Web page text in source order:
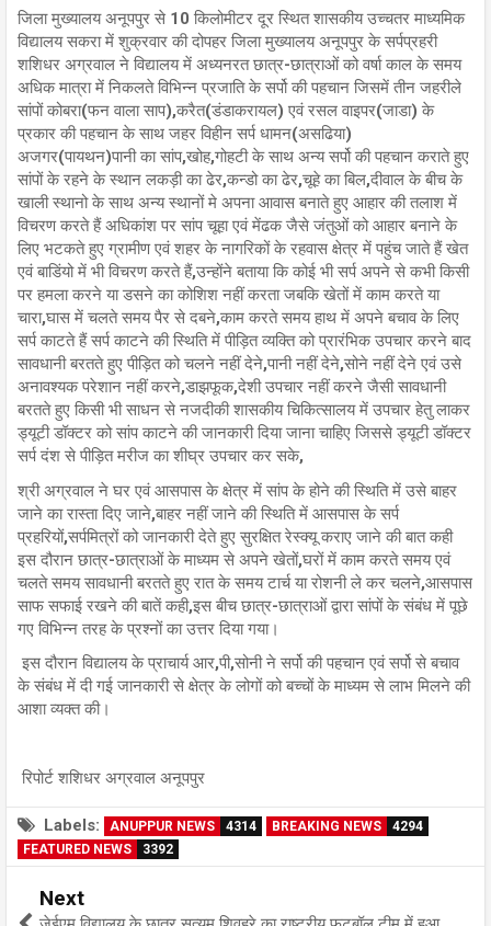
जिला मुख्यालय अनूपपुर से 10 किलोमीटर दूर स्थित शासकीय उच्चतर माध्यमिक
विद्यालय सकरा में शुक्रवार की दोपहर जिला मुख्यालय अनूपपुर के सर्पप्रहरी
शशिधर अग्रवाल ने विद्यालय में अध्यनरत छात्र-छात्राओं को वर्षा काल के समय
अधिक मात्रा में निकलते विभिन्न प्रजाति के सर्पो की पहचान जिसमें तीन जहरीले
सांपों कोबरा(फन वाला साप),करैत(डंडाकरायल) एवं रसल वाइपर(जाडा) के
प्रकार की पहचान के साथ जहर विहीन सर्प धामन(असढिया)
अजगर(पायथन)पानी का सांप,खोह,गोहटी के साथ अन्य सर्पो की पहचान कराते हुए
सांपों के रहने के स्थान लकड़ी का ढेर,कन्डो का ढेर,चूहे का बिल,दीवाल के बीच के
खाली स्थानो के साथ अन्य स्थानों मे अपना आवास बनाते हुए आहार की तलाश में
विचरण करते हैं अधिकांश पर सांप चूहा एवं मेंढक जैसे जंतुओं को आहार बनाने के
लिए भटकते हुए ग्रामीण एवं शहर के नागरिकों के रहवास क्षेत्र में पहुंच जाते हैं खेत
एवं बाडिंयो में भी विचरण करते हैं,उन्होंने बताया कि कोई भी सर्प अपने से कभी किसी
पर हमला करने या डसने का कोशिश नहीं करता जबकि खेतों में काम करते या
चारा,घास में चलते समय पैर से दबने,काम करते समय हाथ में अपने बचाव के लिए
सर्प काटते हैं सर्प काटने की स्थिति में पीड़ित व्यक्ति को प्रारंभिक उपचार करने बाद
सावधानी बरतते हुए पीड़ित को चलने नहीं देने,पानी नहीं देने,सोने नहीं देने एवं उसे
अनावश्यक परेशान नहीं करने,डाझफूक,देशी उपचार नहीं करने जैसी सावधानी
बरतते हुए किसी भी साधन से नजदीकी शासकीय चिकित्सालय में उपचार हेतु लाकर
ड्यूटी डॉक्टर को सांप काटने की जानकारी दिया जाना चाहिए जिससे ड्यूटी डॉक्टर
सर्प दंश से पीड़ित मरीज का शीघ्र उपचार कर सके,
श्री अग्रवाल ने घर एवं आसपास के क्षेत्र में सांप के होने की स्थिति में उसे बाहर
जाने का रास्ता दिए जाने,बाहर नहीं जाने की स्थिति में आसपास के सर्प
प्रहरियों,सर्पमित्रों को जानकारी देते हुए सुरक्षित रेस्क्यू कराए जाने की बात कही
इस दौरान छात्र-छात्राओं के माध्यम से अपने खेतों,घरों में काम करते समय एवं
चलते समय सावधानी बरतते हुए रात के समय टार्च या रोशनी ले कर चलने,आसपास
साफ सफाई रखने की बातें कही,इस बीच छात्र-छात्राओं द्वारा सांपों के संबंध में पूछे
गए विभिन्न तरह के प्रश्नों का उत्तर दिया गया।
इस दौरान विद्यालय के प्राचार्य आर,पी,सोनी ने सर्पो की पहचान एवं सर्पो से बचाव
के संबंध में दी गई जानकारी से क्षेत्र के लोगों को बच्चों के माध्यम से लाभ मिलने की
आशा व्यक्त की।
रिपोर्ट शशिधर अग्रवाल अनूपपुर
Labels: ANUPPUR NEWS 4314 BREAKING NEWS
4294
FEATURED NEWS
3392
Next